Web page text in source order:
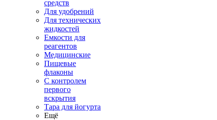
средств
Для удобрений
Для технических
жидкостей
Емкости для
реагентов
Медицинские
Пищевые
флаконы
С контролем
первого
вскрытия
Тара для йогурта
Ещё